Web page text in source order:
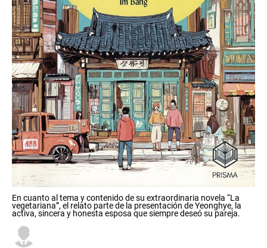
En cuanto al tema y contenido de su extraordinaria novela “La
vegetariana”, el relato parte de la presentación de Yeonghye, la
activa, sincera y honesta esposa que siempre deseó su pareja.